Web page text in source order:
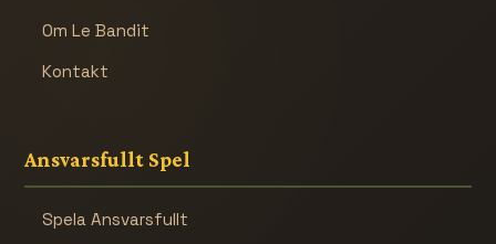
Om Le Bandit
Kontakt
Ansvarsfullt Spel
Spela Ansvarsfullt